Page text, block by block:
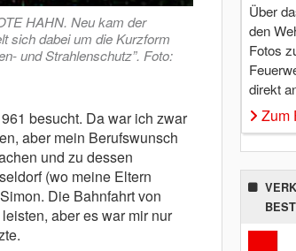
HAHN. Neu kam der
sich dabei um die Kurzform
und Strahlenschutz”. Foto:
besucht. Da war ich zwar
aber mein Berufswunsch
und zu dessen
(wo meine Eltern
Die Bahnfahrt von
aber es war mir nur
Über
den
Fotos
direkt
Zum